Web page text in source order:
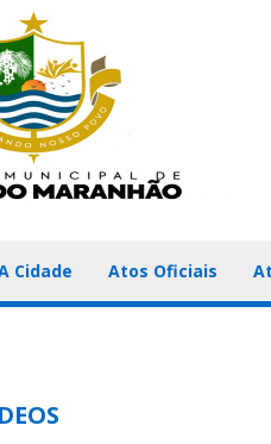
Cidade Atos Oficiais